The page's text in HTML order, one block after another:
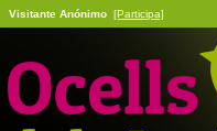
Visitante Anónimo [Participa]